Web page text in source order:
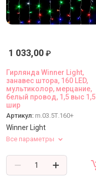
1 033,00 ₽
Гирлянда Winner Light,
занавес штора, 160 LED,
мультиколор, мерцание,
белый провод, 1,5 выс 1,5
шир
Артикул: m.03.5Т.160+
Winner Light
Все параметры